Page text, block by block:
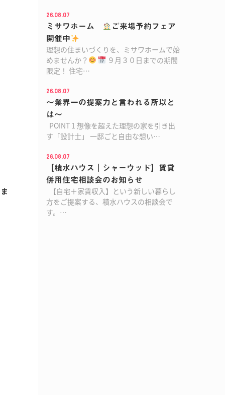
26.08.07
ミサワホーム
ご来場予約フェア
開催中
理想の住まいづくりを、ミサワホームで始
めませんか？
９月３０日までの期間
限定！ 住宅…
26.08.07
～業界一の提案力と言われる所以と
は～
POINT 1 想像を超えた理想の家を引き出
す「設計士」 一邸ごと自由な想い…
26.08.07
【積水ハウス｜シャーウッド】賃貸
併用住宅相談会のお知らせ
【自宅＋家賃収入】という新しい暮らし
方をご提案する、積水ハウスの相談会で
す。…